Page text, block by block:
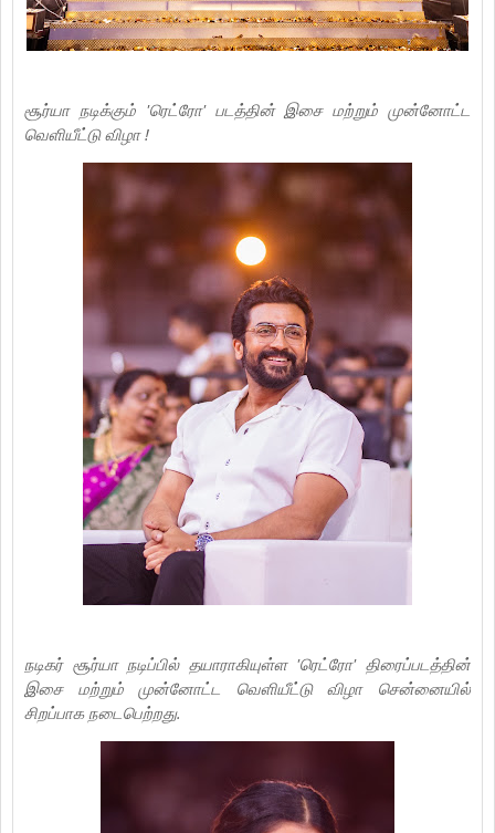
சூர்யா நடிக்கும் 'ரெட்ரோ' படத்தின் இசை மற்றும் முன்னோட்ட
வெளியீட்டு விழா !
நடிகர் சூர்யா நடிப்பில் தயாராகியுள்ள 'ரெட்ரோ' திரைப்படத்தின்
இசை மற்றும் முன்னோட்ட வெளியீட்டு விழா சென்னையில்
சிறப்பாக நடைபெற்றது.